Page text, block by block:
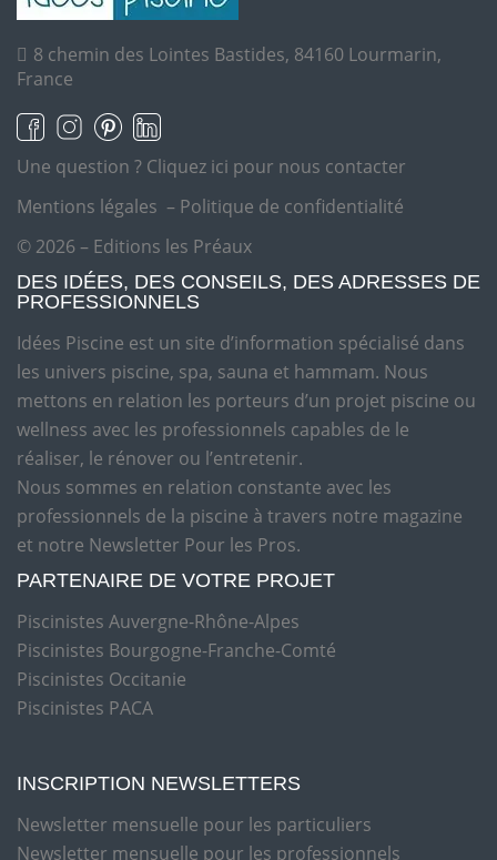
8 chemin des Lointes Bastides, 84160 Lourmarin,
France
Une question ? Cliquez ici pour nous contacter
Mentions légales – Politique de confidentialité
© 2026 – Editions les Préaux
DES IDÉES, DES CONSEILS, DES ADRESSES DE
PROFESSIONNELS
Idées Piscine est un site d’information spécialisé dans
les univers piscine, spa, sauna et hammam. Nous
mettons en relation les porteurs d’un projet piscine ou
wellness avec les professionnels capables de le
réaliser, le rénover ou l’entretenir.
Nous sommes en relation constante avec les
professionnels de la piscine à travers notre magazine
et notre Newsletter Pour les Pros.
PARTENAIRE DE VOTRE PROJET
Piscinistes Auvergne-Rhône-Alpes
Piscinistes Bourgogne-Franche-Comté
Piscinistes Occitanie
Piscinistes PACA
INSCRIPTION NEWSLETTERS
Newsletter mensuelle pour les particuliers
Newsletter mensuelle pour les professionnels